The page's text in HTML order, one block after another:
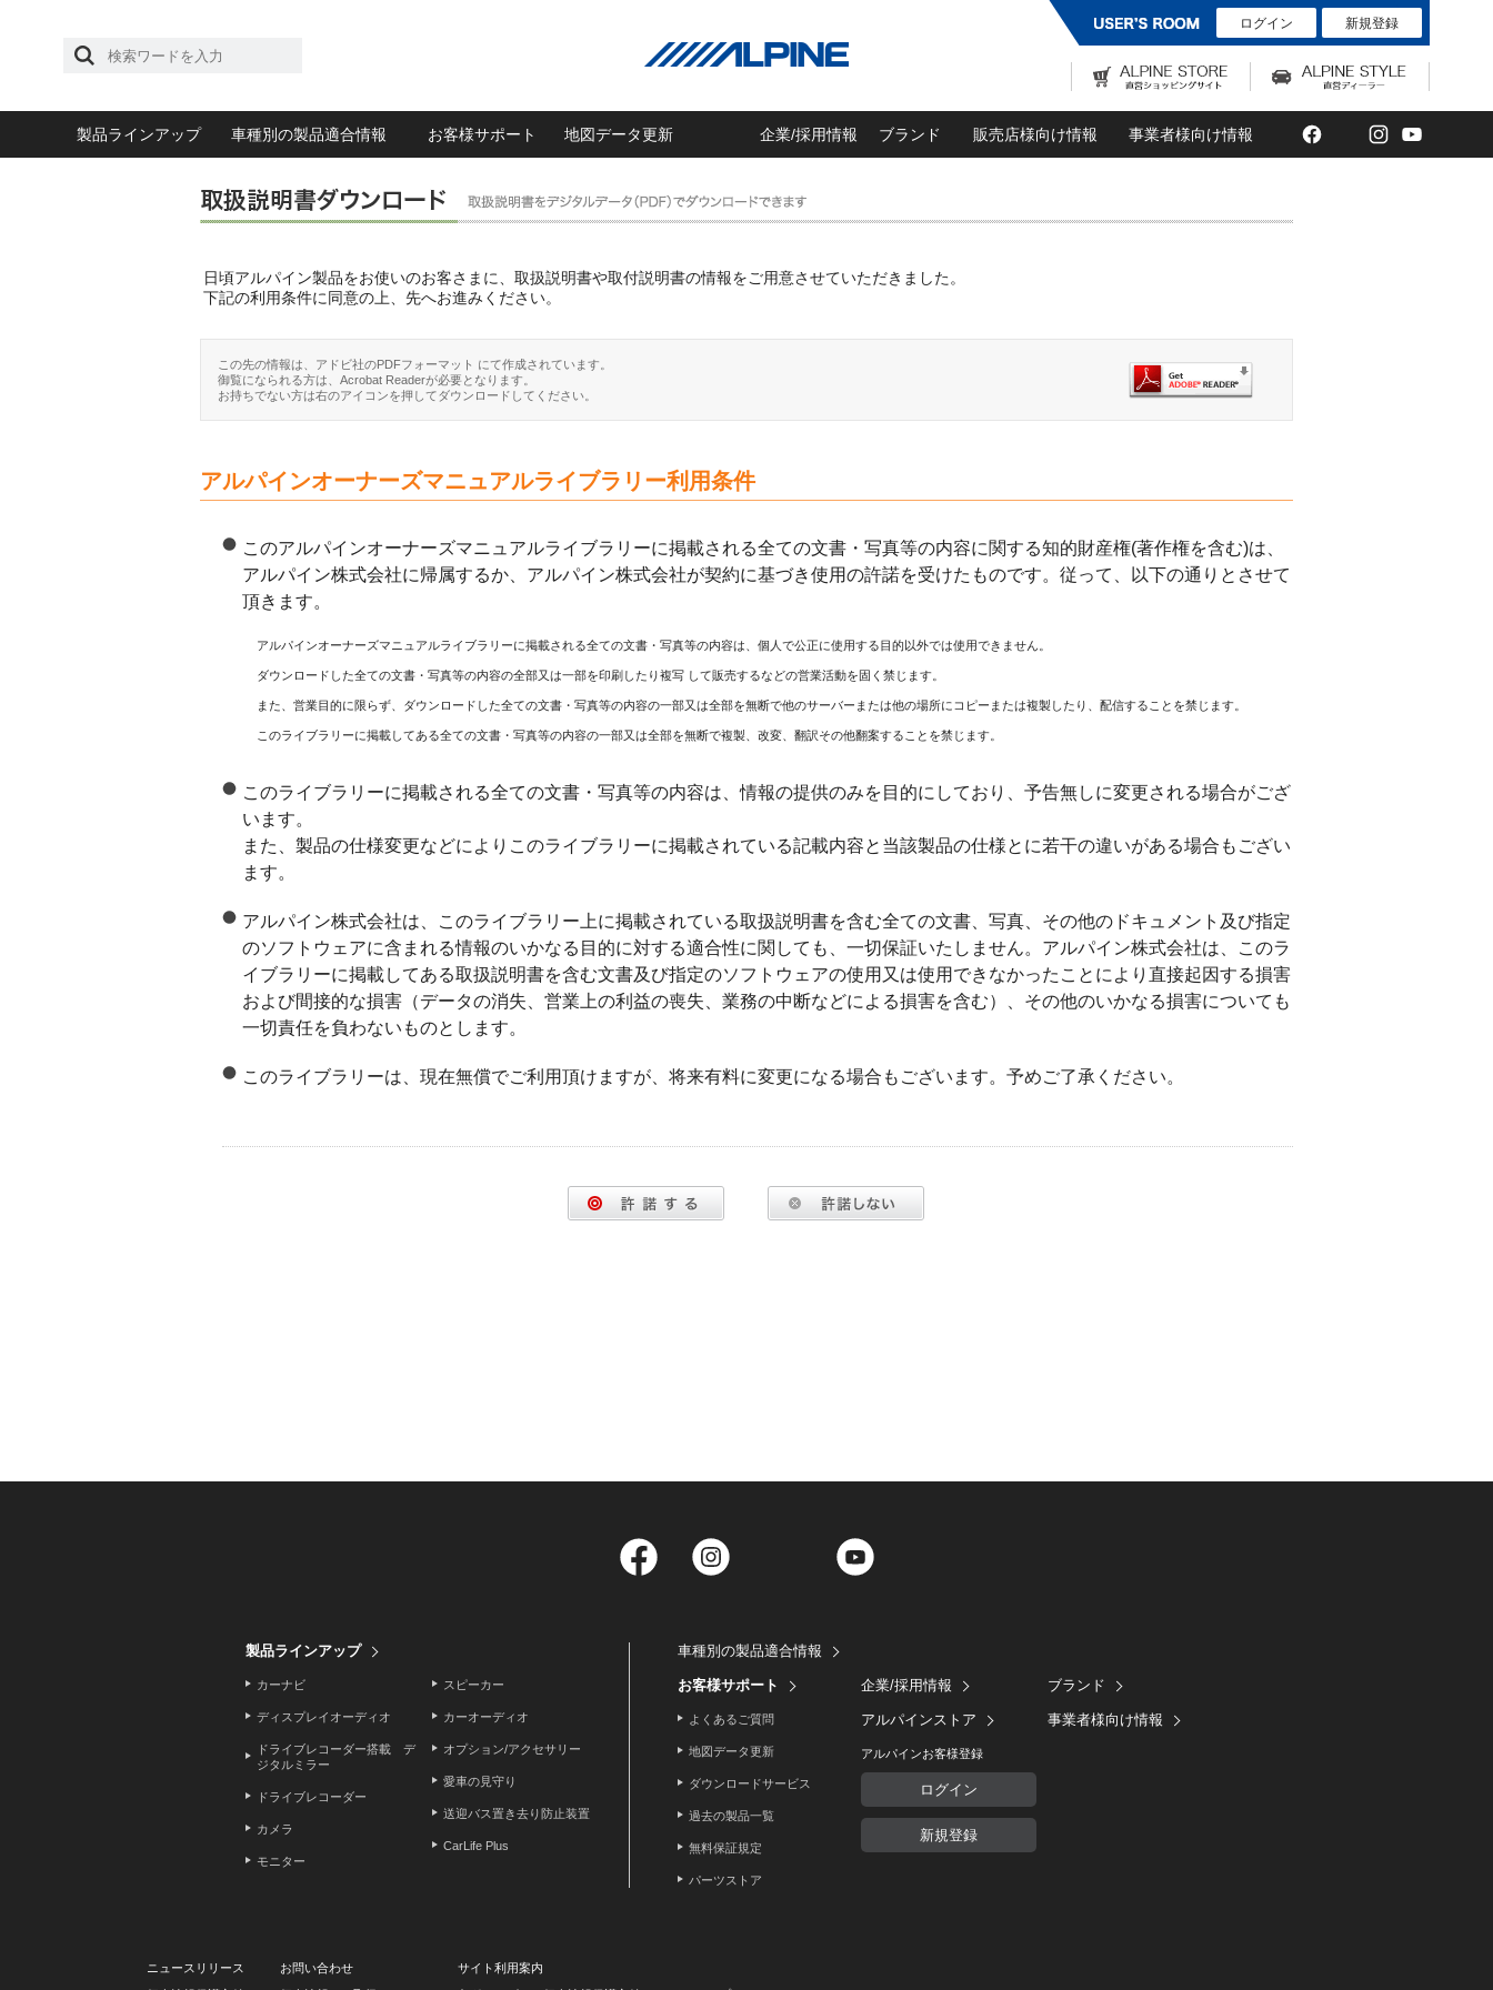
ログイン 新規登録
製品ラインアップ 車種別の製品適合情報 お客様サポート 地図データ更新 企業/採用情報 ブランド 販売店様向け情報 事業者様向け情報 Facebook
TwitterInstagram
日頃アルパイン製品をお使いのお客さまに、取扱説明書や取付説明書の情報をご用意させていただきました。
下記の利用条件に同意の上、先へお進みください。
この先の情報は、アドビ社のPDFフォーマット にて作成されています。
御覧になられる方は、Acrobat Readerが必要となります。
お持ちでない方は右のアイコンを押してダウンロードしてください。
アルパインオーナーズマニュアルライブラリー利用条件
このアルパインオーナーズマニュアルライブラリーに掲載される全ての文書・写真等の内容に関する知的財産権(著作権を含む)は、
アルパイン株式会社に帰属するか、アルパイン株式会社が契約に基づき使用の許諾を受けたものです。従って、以下の通りとさせて
頂きます。
アルパインオーナーズマニュアルライブラリーに掲載される全ての文書・写真等の内容は、個人で公正に使用する目的以外では使用できません。
ダウンロードした全ての文書・写真等の内容の全部又は一部を印刷したり複写 して販売するなどの営業活動を固く禁じます。
また、営業目的に限らず、ダウンロードした全ての文書・写真等の内容の一部又は全部を無断で他のサーバーまたは他の場所にコピーまたは複製したり、配信することを禁じます。
このライブラリーに掲載してある全ての文書・写真等の内容の一部又は全部を無断で複製、改変、翻訳その他翻案することを禁じます。
このライブラリーに掲載される全ての文書・写真等の内容は、情報の提供のみを目的にしており、予告無しに変更される場合がござ
います。
また、製品の仕様変更などによりこのライブラリーに掲載されている記載内容と当該製品の仕様とに若干の違いがある場合もござい
ます。
アルパイン株式会社は、このライブラリー上に掲載されている取扱説明書を含む全ての文書、写真、その他のドキュメント及び指定
のソフトウェアに含まれる情報のいかなる目的に対する適合性に関しても、一切保証いたしません。アルパイン株式会社は、このラ
イブラリーに掲載してある取扱説明書を含む文書及び指定のソフトウェアの使用又は使用できなかったことにより直接起因する損害
および間接的な損害（データの消失、営業上の利益の喪失、業務の中断などによる損害を含む）、その他のいかなる損害についても
一切責任を負わないものとします。
このライブラリーは、現在無償でご利用頂けますが、将来有料に変更になる場合もございます。予めご了承ください。
Facebook Twitter
製品ラインアップ
カーナビ
ディスプレイオーディオ
ドライブレコーダー搭載 デ
ジタルミラー
ドライブレコーダー
カメラ
モニター
スピーカー
カーオーディオ
オプション/アクセサリー
愛車の見守り
送迎バス置き去り防止装置
CarLife Plus
車種別の製品適合情報
お客様サポート
よくあるご質問
地図データ更新
ダウンロードサービス
過去の製品一覧
無料保証規定
パーツストア
企業/採用情報
アルパインストア
アルパインお客様登録
ログイン
新規登録
ブランド
事業者様向け情報
ニュースリリース お問い合わせ
サイト利用案内